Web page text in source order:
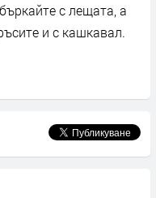
с лещата, а
и с кашкавал.